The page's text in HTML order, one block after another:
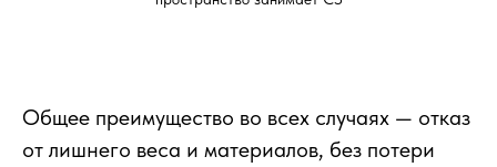
Общее преимущество во всех случаях — отказ
от лишнего веса и материалов, без потери